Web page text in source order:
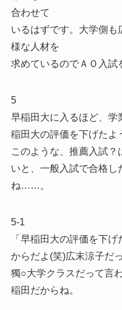
合わせて
いるはずです。大学側も
様な人材を
求めているのでＡＯ入試
5
早稲田大に入るほど、
稲田大の評価を下げたよ
このような、推薦入試
いと、一般入試で合格し
ね……。
5-1
「早稲田大の評価を下
からだよ(笑)広末涼子だ
獨○大学クラスだって言
稲田だからね。